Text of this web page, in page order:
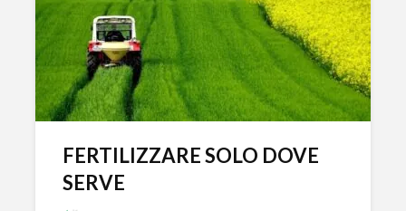
FERTILIZZARE SOLO DOVE
SERVE